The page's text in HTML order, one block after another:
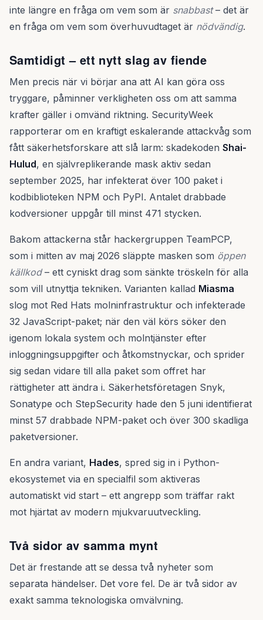
inte längre en fråga om vem som är snabbast– det är
en fråga om vem som överhuvudtaget är nödvändig.
Samtidigt – ett nytt slag av fiende
Men precis när vi börjar ana att AI kan göra oss
tryggare, påminner verkligheten oss om att samma
krafter gäller i omvänd riktning. SecurityWeek
rapporterar om en kraftigt eskalerande attackvåg som
fått säkerhetsforskare att slå larm: skadekoden Shai-
Hulud, en självreplikerande mask aktiv sedan
september 2025, har infekterat över 100 paket i
kodbiblioteken NPM och PyPI. Antalet drabbade
kodversioner uppgår till minst 471 stycken.
Bakom attackerna står hackergruppen TeamPCP,
som i mitten av maj 2026 släppte masken som öppen
källkod– ett cyniskt drag som sänkte tröskeln för alla
som vill utnyttja tekniken. Varianten kallad Miasma
slog mot Red Hats molninfrastruktur och infekterade
32 JavaScript-paket; när den väl körs söker den
igenom lokala system och molntjänster efter
inloggningsuppgifter och åtkomstnyckar, och sprider
sig sedan vidare till alla paket som offret har
rättigheter att ändra i. Säkerhetsföretagen Snyk,
Sonatype och StepSecurity hade den 5 juni identifierat
minst 57 drabbade NPM-paket och över 300 skadliga
paketversioner.
En andra variant, Hades, spred sig in i Python-
ekosystemet via en specialfil som aktiveras
automatiskt vid start – ett angrepp som träffar rakt
mot hjärtat av modern mjukvaruutveckling.
Två sidor av samma mynt
Det är frestande att se dessa två nyheter som
separata händelser. Det vore fel. De är två sidor av
exakt samma teknologiska omvälvning.